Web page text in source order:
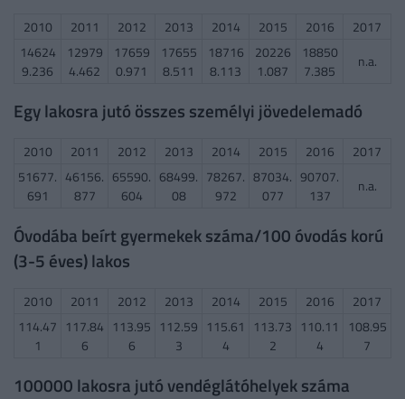
2010 2011 2012 2013 2014 2015 2016
2017
14624
9.236
12979
4.462
17659
0.971
17655
8.511
18716
8.113
20226
1.087
18850
7.385
n.a.
Egy lakosra jutó összes személyi jövedelemadó
2010 2011 2012 2013 2014 2015 2016
2017
51677.
691
46156.
877
65590.
604
68499.
08
78267.
972
87034.
077
90707.
137
n.a.
Óvodába beírt gyermekek száma/100 óvodás korú
(3-5 éves) lakos
2010 2011 2012 2013 2014 2015 2016
2017
114.47
1
117.84
6
113.95
6
112.59
3
115.61
4
113.73
2
110.11
4
108.95
7
100000 lakosra jutó vendéglátóhelyek száma